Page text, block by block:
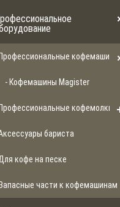
кофемашины
- Кофемашины Magister
кофемолки
бариста
кофе на песке
части к кофемашинам